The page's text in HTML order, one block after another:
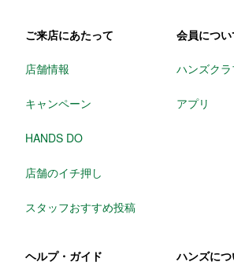
ご来店にあたって
店舗情報
キャンペーン
HANDS DO
店舗のイチ押し
スタッフおすすめ投稿
会員につい
ハンズク
アプリ
ヘルプ・ガイド ハンズにつ